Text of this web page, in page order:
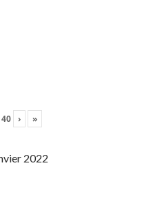
40 › »
2022